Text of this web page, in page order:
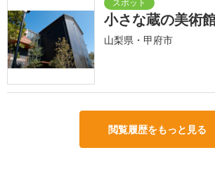
小さな蔵の美術
山梨県・甲府市
閲覧履歴をもっと見る